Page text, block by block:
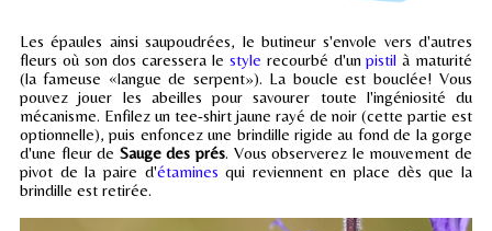
Les épaules ainsi saupoudrées, le butineur s'envole vers d'autres
fleurs où son dos caressera le style recourbé d'unpistil à maturité
(la fameuse «langue de serpent»). La boucle est bouclée! Vous
pouvez jouer les abeilles pour savourer toute l'ingéniosité du
mécanisme. Enfilez un tee-shirt jaune rayé de noir (cette partie est
optionnelle), puis enfoncez une brindille rigide au fond de la gorge
d'une fleur de Sauge des prés. Vous observerez le mouvement de
pivot de la paire d'étamines qui reviennent en place dès que la
brindille est retirée.